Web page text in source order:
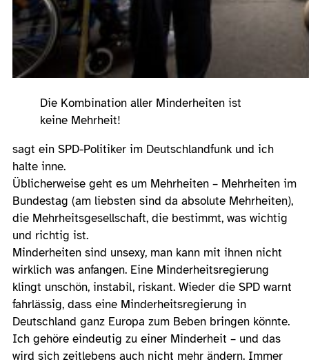
Die Kombination aller Minderheiten ist
keine Mehrheit!
sagt ein SPD-Politiker im Deutschlandfunk und ich
halte inne.
Üblicherweise geht es um Mehrheiten – Mehrheiten im
Bundestag (am liebsten sind da absolute Mehrheiten),
die Mehrheitsgesellschaft, die bestimmt, was wichtig
und richtig ist.
Minderheiten sind unsexy, man kann mit ihnen nicht
wirklich was anfangen. Eine Minderheitsregierung
klingt unschön, instabil, riskant. Wieder die SPD warnt
fahrlässig, dass eine Minderheitsregierung in
Deutschland ganz Europa zum Beben bringen könnte.
Ich gehöre eindeutig zu einer Minderheit – und das
wird sich zeitlebens auch nicht mehr ändern. Immer